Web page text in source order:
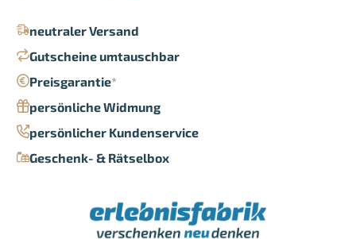
neutraler Versand
Gutscheine umtauschbar
Preisgarantie*
persönliche Widmung
persönlicher Kundenservice
Geschenk- & Rätselbox